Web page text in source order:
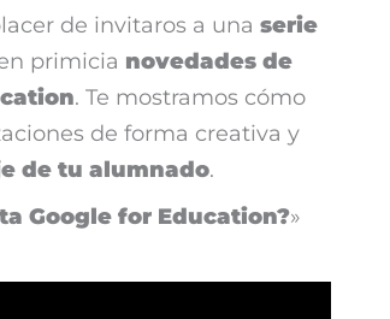
de invitaros a una serie
primicia novedades de
. Te mostramos cómo
de forma creativa y
de tu alumnado.
Google for Education?»